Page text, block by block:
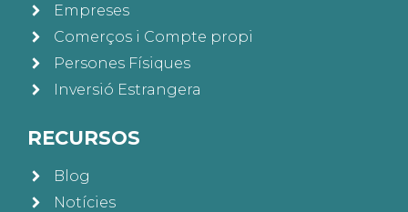
Empreses
Comerços i Compte propi
Persones Físiques
Inversió Estrangera
RECURSOS
Blog
Notícies